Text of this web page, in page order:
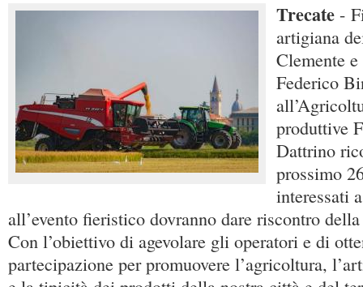
Trecate -
artigiana
Clemente
Federico
produttive
Dattrino
prossimo
interessati
all’evento fieristico dovranno dare riscontro
Con l’obiettivo di agevolare gli operatori e di
partecipazione per promuovere l’agricoltura,